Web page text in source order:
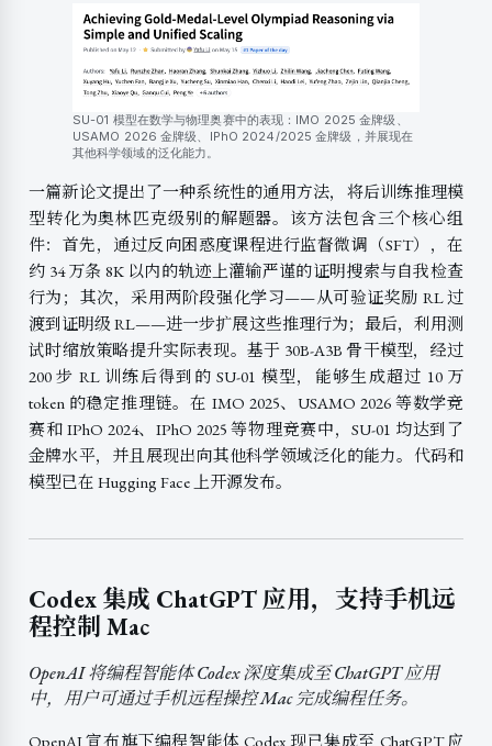
SU-01 模型在数学与物理奥赛中的表现：IMO 2025 金牌级、
USAMO 2026 金牌级、IPhO 2024/2025 金牌级，并展现在
其他科学领域的泛化能力。
一篇新论文提出了一种系统性的通用方法，将后训练推理模
型转化为奥林匹克级别的解题器。该方法包含三个核心组
件：首先，通过反向困惑度课程进行监督微调（SFT），在
约 34 万条 8K 以内的轨迹上灌输严谨的证明搜索与自我检查
行为；其次，采用两阶段强化学习——从可验证奖励 RL 过
渡到证明级 RL——进一步扩展这些推理行为；最后，利用测
试时缩放策略提升实际表现。基于 30B-A3B 骨干模型，经过
200 步 RL 训练后得到的 SU-01 模型，能够生成超过 10 万
token 的稳定推理链。在 IMO 2025、USAMO 2026 等数学竞
赛和 IPhO 2024、IPhO 2025 等物理竞赛中，SU-01 均达到了
金牌水平，并且展现出向其他科学领域泛化的能力。代码和
模型已在 Hugging Face 上开源发布。
Codex 集成 ChatGPT 应用，支持手机远
程控制 Mac
OpenAI 将编程智能体 Codex 深度集成至 ChatGPT 应用
中，用户可通过手机远程操控 Mac 完成编程任务。
OpenAI 宣布旗下编程智能体 Codex 现已集成至 ChatGPT 应